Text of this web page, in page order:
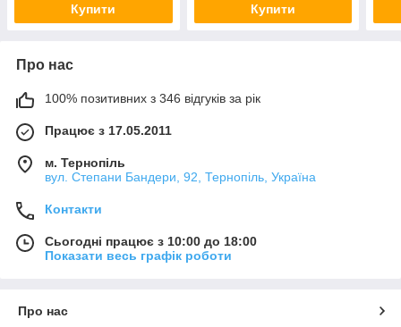
Купити Купити
Про нас
100% позитивних з 346 відгуків за рік
Працює з 17.05.2011
м. Тернопіль
вул. Степани Бандери, 92, Тернопіль, Україна
Контакти
Сьогодні працює з 10:00 до 18:00
Показати весь графік роботи
Про нас